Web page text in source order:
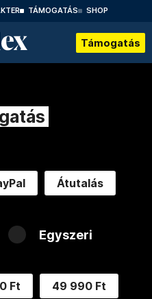
TÁMOGATÁS SHOP
Támogatás
Átutalás
Egyszeri
Ft 49 990 Ft